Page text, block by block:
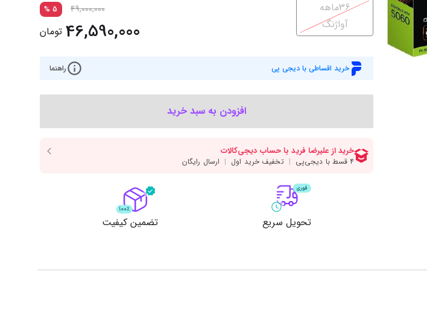
وبکم
کابل‌ها
مادربرد
36ماهه
آواژنگ
49,000,000
5
%
46,590,000 تومان
خرید اقساطی با دیجی پی راهنما
افزودن به سبد خرید
تحویل سریع تضمین کیفیت